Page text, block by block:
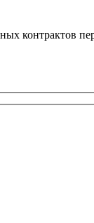
контрактов